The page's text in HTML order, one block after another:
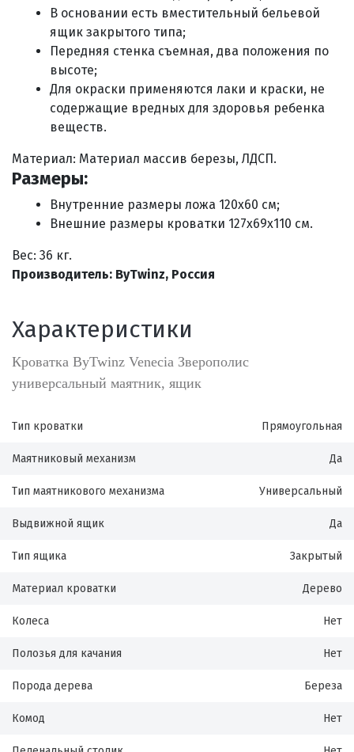
В основании есть вместительный бельевой
ящик закрытого типа;
Передняя стенка съемная, два положения по
высоте;
Для окраски применяются лаки и краски, не
содержащие вредных для здоровья ребенка
веществ.
Материал: Материал массив березы, ЛДСП.
Размеры:
Внутренние размеры ложа 120х60 см;
Внешние размеры кроватки 127x69x110 см.
Вес: 36 кг.
Производитель: ByTwinz, Россия
Характеристики
Кроватка ByTwinz Venecia Зверополис
универсальный маятник, ящик
Тип кроватки Прямоугольная
Маятниковый механизм Да
Тип маятникового механизма Универсальный
Выдвижной ящик Да
Тип ящика Закрытый
Материал кроватки Дерево
Колеса Нет
Полозья для качания Нет
Порода дерева Береза
Комод Нет